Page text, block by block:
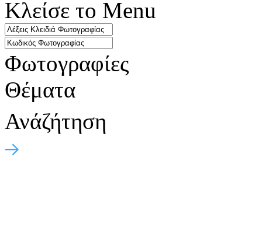
Κλείσε το Menu
Φωτογραφίες
Θέματα
Ανάζήτηση